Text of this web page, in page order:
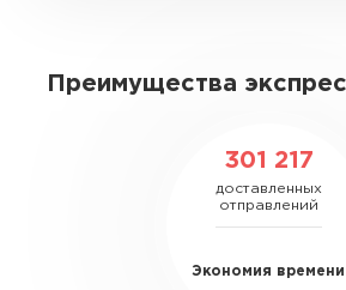
Преимущества
301 217
доставленных
отправлений
Экономия времени